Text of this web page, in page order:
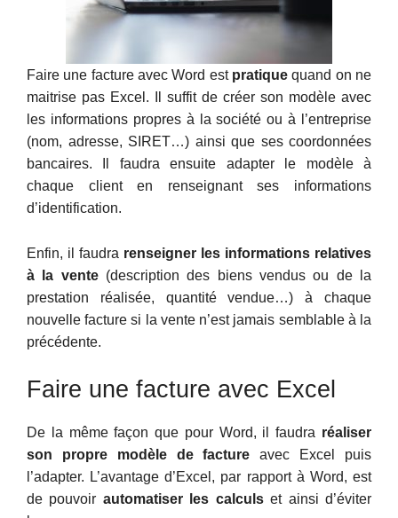
Faire une facture avec Word est pratique quand on ne
maitrise pas Excel. Il suffit de créer son modèle avec
les informations propres à la société ou à l’entreprise
(nom, adresse, SIRET…) ainsi que ses coordonnées
bancaires. Il faudra ensuite adapter le modèle à
chaque client en renseignant ses informations
d’identification.
Enfin, il faudra renseigner les informations relatives
à la vente(description des biens vendus ou de la
prestation réalisée, quantité vendue…) à chaque
nouvelle facture si la vente n’est jamais semblable à la
précédente.
Faire une facture avec Excel
De la même façon que pour Word, il faudra réaliser
son propre modèle de facture avec Excel puis
l’adapter. L’avantage d’Excel, par rapport à Word, est
de pouvoir automatiser les calculset ainsi d’éviter